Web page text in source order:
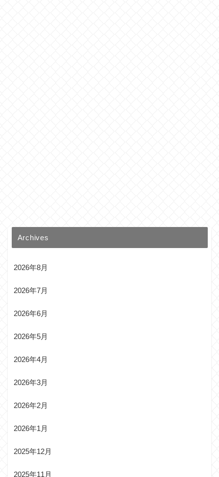
Archives
2026年8月
2026年7月
2026年6月
2026年5月
2026年4月
2026年3月
2026年2月
2026年1月
2025年12月
2025年11月